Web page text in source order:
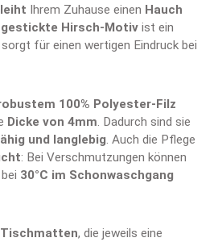
Ihrem Zuhause einen Hauch
Hirsch-Motiv ist ein
für einen wertigen Eindruck bei
100% Polyester-Filz
Dicke von 4mm. Dadurch sind sie
und langlebig. Auch die Pflege
: Bei Verschmutzungen können
30°C im Schonwaschgang
, die jeweils eine